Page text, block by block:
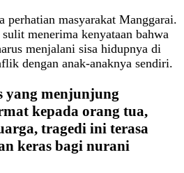
perhatian masyarakat Manggarai.
menerima kenyataan bahwa
menjalani sisa hidupnya di
dengan anak-anaknya sendiri.
yang menjunjung
kepada orang tua,
tragedi ini terasa
keras bagi nurani